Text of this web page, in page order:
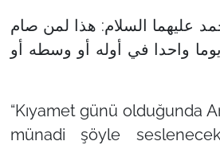
عليهما السلام: هذا لمن صام
واحدا في أوله أو وسطه أو
“Kıyamet günü olduğunda
münadi şöyle